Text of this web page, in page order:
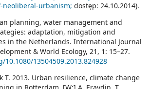
neoliberal-urbanism; dostęp: 24.10.2014).
planning, water management and
adaptation, mitigation and
in the Netherlands. International Journal
& World Ecology, 21, 1: 15–27.
13504509.2013.824928
T. 2013. Urban resilience, climate change